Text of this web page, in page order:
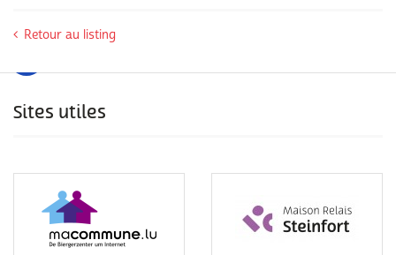
Retour au listing
Sites utiles